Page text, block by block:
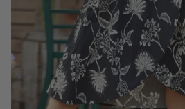
FENÊTRE
MODALE